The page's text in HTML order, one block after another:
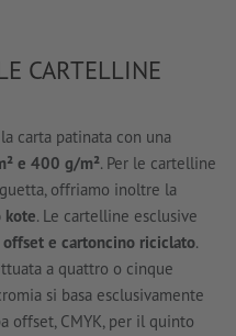
CARTELLINE
carta patinata con una
e 400 g/m². Per le cartelline
offriamo inoltre la
kote. Le cartelline esclusive
offset e cartoncino riciclato.
a quattro o cinque
si basa esclusivamente
offset, CMYK, per il quinto